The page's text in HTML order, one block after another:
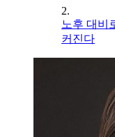
2.
노후 대비
커진다